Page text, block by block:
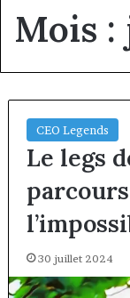
Mois :
CEO Legends
Le legs
30 juillet 2024